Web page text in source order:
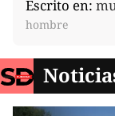
Escrito en:
hombre